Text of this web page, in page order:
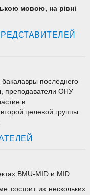
мовою, на рівні
последнего
преподаватели ОНУ
в
целевой группы
BMU-MID и MID
состоит из нескольких